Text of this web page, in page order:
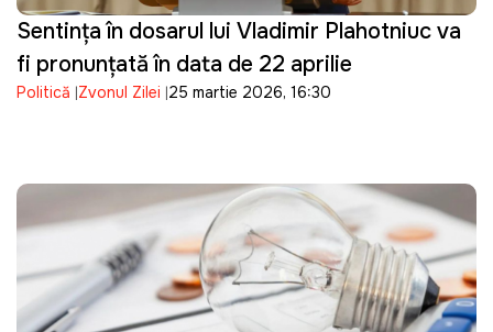
Sentinţa în dosarul lui Vladimir Plahotniuc va
fi pronunţată în data de 22 aprilie
Politică Zvonul Zilei 25 martie 2026, 16:30